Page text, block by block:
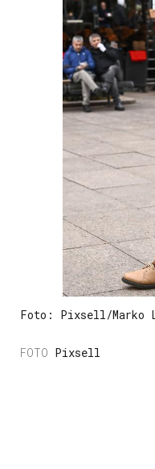
Foto: Pixsell/Marko
Pixsell